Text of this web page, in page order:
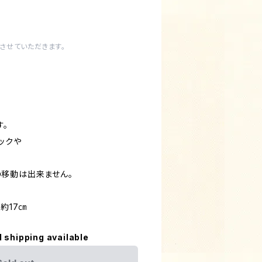
ていただきます。
クや
動は出来ません。
17㎝
shipping available